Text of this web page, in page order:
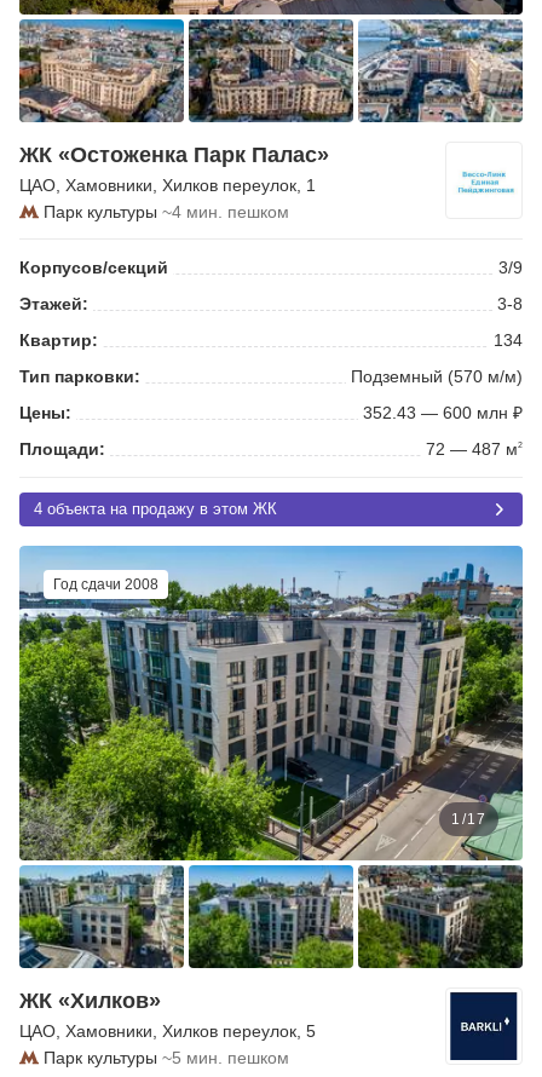
ЖК «Остоженка Парк Палас»
ЦАО Хамовники Хилков переулок , 1
Парк культуры ~4 мин. пешком
Корпусов/секций
3/9
Этажей:
3-8
Квартир:
134
Тип парковки:
Подземный (570 м/м)
Цены:
352.43 — 600 млн ₽
Площади:
72 — 487 м2
4 объекта на продажу в этом ЖК
Год сдачи 2008
1 /17
ЖК «Хилков»
ЦАО Хамовники Хилков переулок , 5
Парк культуры ~5 мин. пешком